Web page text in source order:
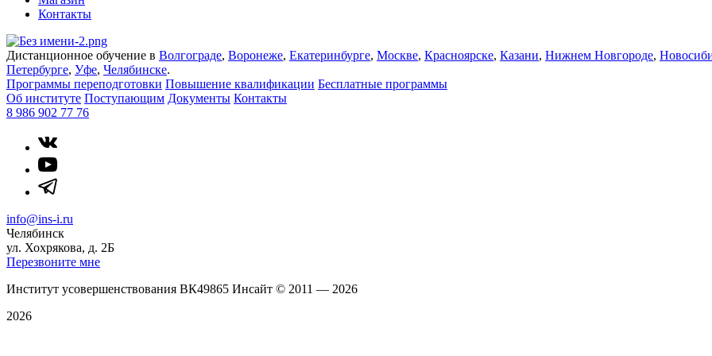
Контакты
Дистанционное обучение в Волгограде, Воронеже, Екатеринбурге, Москве, Красноярске, Казани, Нижнем Новгороде,
Петербурге, Уфе, Челябинске.
Программы переподготовки Повышение квалификации Бесплатные программы
Об институте Поступающим Документы Контакты
8 986 902 77 76
info@ins-i.ru
Челябинск
ул. Хохрякова, д. 2Б
Перезвоните мне
Институт усовершенствования ВК49865 Инсайт © 2011 — 2026
2026